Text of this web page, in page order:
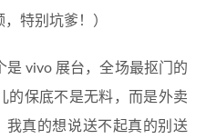
特别坑爹！）
vivo 展台，全场最抠门的
的保底不是无料，而是外卖
我真的想说送不起真的别送